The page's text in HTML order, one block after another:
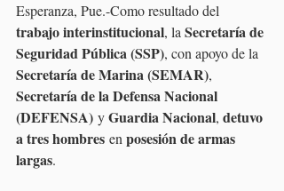
Esperanza, Pue.-Como resultado del
trabajo interinstitucional, la Secretaría de
Seguridad Pública (SSP), con apoyo de la
Secretaría de Marina (SEMAR),
Secretaría de la Defensa Nacional
(DEFENSA) y Guardia Nacional, detuvo
a tres hombres en posesión de armas
largas.